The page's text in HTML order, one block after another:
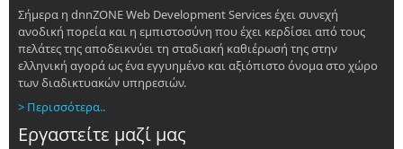
Σήμερα η dnnZONE Web Development Services έχει συνεχή
ανοδική πορεία και η εμπιστοσύνη που έχει κερδίσει από τους
πελάτες της αποδεικνύει τη σταδιακή καθιέρωσή της στην
ελληνική αγορά ως ένα εγγυημένο και αξιόπιστο όνομα στο χώρο
των διαδικτυακών υπηρεσιών.
> Περισσότερα..
Εργαστείτε μαζί μας